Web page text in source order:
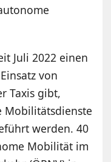
Juli 2022 einen
von
Taxis gibt,
Mobilitätsdienste
werden. 40
Mobilität im